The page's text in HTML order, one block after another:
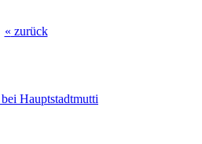
« zurück
Hauptstadtmutti